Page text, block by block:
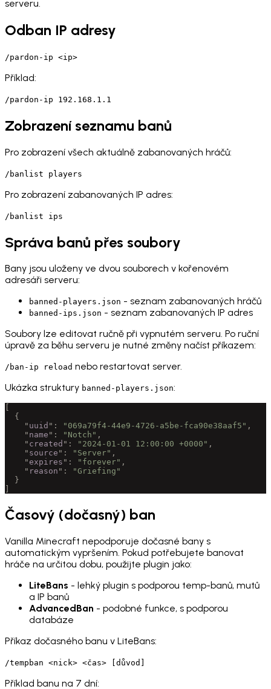
serveru.
Odban IP adresy
/pardon-ip <ip>
Příklad:
/pardon-ip 192.168.1.1
Zobrazení seznamu banů
Pro zobrazení všech aktuálně zabanovaných hráčů:
/banlist players
Pro zobrazení zabanovaných IP adres:
/banlist ips
Správa banů přes soubory
Bany jsou uloženy ve dvou souborech v kořenovém
adresáři serveru:
banned-players.json - seznam zabanovaných hráčů
banned-ips.json - seznam zabanovaných IP adres
Soubory lze editovat ručně při vypnutém serveru. Po ruční
úpravě za běhu serveru je nutné změny načíst příkazem:
/ban-ip reload nebo restartovat server.
Ukázka struktury banned-players.json:
  {
    "
uuid " : "069a79f4-44e9-4726-a5be-fca90e38aaf5" ,
    "
name " : "Notch" ,
    "
created " : "2024-01-01 12:00:00 +0000" ,
    "
source " : "Server" ,
    "
expires " : "forever" ,
    "
reason " :
"Griefing"
  }
Časový (dočasný) ban
Vanilla Minecraft nepodporuje dočasné bany s
automatickým vypršením. Pokud potřebujete banovat
hráče na určitou dobu, použijte plugin jako:
LiteBans - lehký plugin s podporou temp-banů, mutů
a IP banů
AdvancedBan - podobné funkce, s podporou
databáze
Příkaz dočasného banu v LiteBans:
/tempban <nick> <čas> [důvod]
Příklad banu na 7 dní: